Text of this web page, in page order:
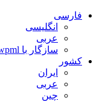
فارسی
انگلیسی
عربی
سازگار با wpml
کشور
ایران
عربی
چین